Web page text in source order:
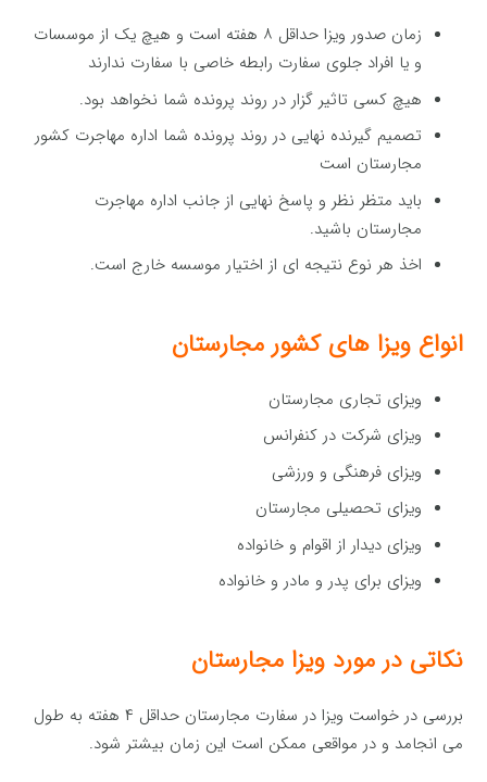
زمان صدور ویزا حداقل ۸ هفته است و هیچ یک از موسسات
و یا افراد جلوی سفارت رابطه خاصی با سفارت ندارند
هیچ کسی تاثیر گزار در روند پرونده شما نخواهد بود.
تصمیم گیرنده نهایی در روند پرونده شما اداره مهاجرت کشور
مجارستان است
باید متظر نظر و پاسخ نهایی از جانب اداره مهاجرت
مجارستان باشید.
اخذ هر نوع نتیجه ای از اختیار موسسه خارج است.
انواع ویزا های کشور مجارستان
ویزای تجاری مجارستان
ویزای شرکت در کنفرانس
ویزای فرهنگی و ورزشی
ویزای تحصیلی مجارستان
ویزای دیدار از اقوام و خانواده
ویزای برای پدر و مادر و خانواده
نکاتی در مورد ویزا مجارستان
بررسی در خواست ویزا در سفارت مجارستان حداقل ۴ هفته به طول
می انجامد و در مواقعی ممکن است این زمان بیشتر شود.